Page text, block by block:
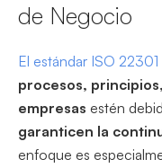
de Negocio
El estándar ISO 22301
procesos,
empresas estén
garanticen la
enfoque es